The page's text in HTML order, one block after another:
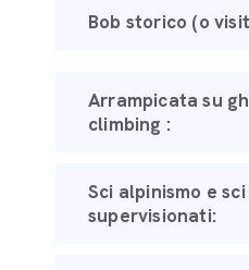
Bob storico (o
Arrampicata su
climbing :
Sci alpinismo e
supervisionati: